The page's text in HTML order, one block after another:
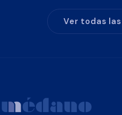
Ver todas